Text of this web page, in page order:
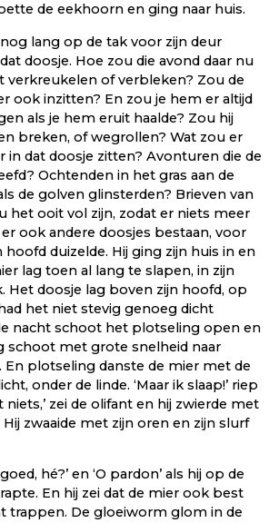
de eekhoorn en ging naar huis.
lang op de tak voor zijn deur
doosje. Hoe zou die avond daar nu
verkreukelen of verbleken? Zou de
ook inzitten? En zou je hem er altijd
als je hem eruit haalde? Zou hij
breken, of wegrollen? Wat zou er
dat doosje zitten? Avonturen die de
Ochtenden in het gras aan de
de golven glinsterden? Brieven van
het ooit vol zijn, zodat er niets meer
ook andere doosjes bestaan, voor
hoofd duizelde. Hij ging zijn huis in en
lag toen al lang te slapen, in zijn
Het doosje lag boven zijn hoofd, op
het niet stevig genoeg dicht
nacht schoot het plotseling open en
schoot met grote snelheid naar
En plotseling danste de mier met de
onder de linde. ‘Maar ik slaap!’ riep
niets,’ zei de olifant en hij zwierde met
zwaaide met zijn oren en zijn slurf
hé?’ en ‘O pardon’ als hij op de
En hij zei dat de mier ook best
trappen. De gloeiworm glom in de